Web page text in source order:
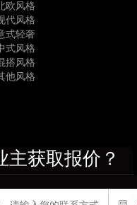
主获取报价？
欧风格
代风格
式轻奢
式风格
搭风格
他风格
润大厦1号楼17楼